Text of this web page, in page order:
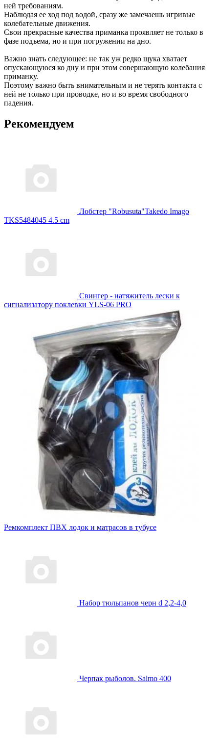
ней требованиям.
Наблюдая ее ход под водой, сразу же замечаешь игривые
колебательные движения.
Свои прекрасные качества приманка проявляет не только в
фазе подъема, но и при погружении на дно.
Важно знать следующее: не так уж редко щука хватает
опускающуюся ко дну и при этом совершающую колебания
приманку.
Поэтому важно быть внимательным и не терять контакта с
ней не только при проводке, но и во время свободного
падения.
Рекомендуем
Лобстер "Robusuta"Takedo Imago
TKS5484045 4.5 cm
Свингер - натяжитель лески к
сигнализатору поклевки YLS-06 PRO
Ремкомплект ПВХ лодок и матрасов в тубусе
Набор тюльпанов черн d 2,2-4,0
Черпак рыболов. Salmo 400